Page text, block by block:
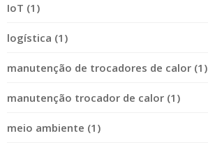
IoT (1)
logística (1)
manutenção de trocadores de calor (1)
manutenção trocador de calor (1)
meio ambiente (1)